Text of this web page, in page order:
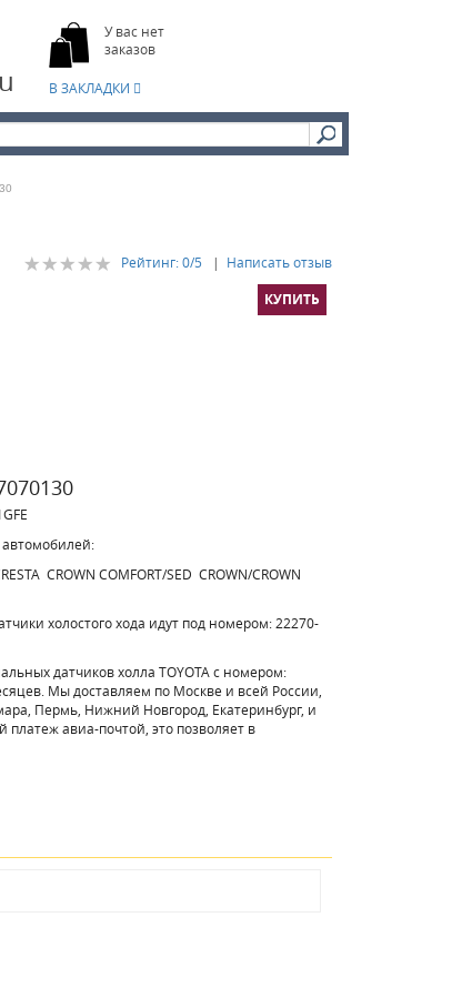
У вас нет
заказов
В ЗАКЛАДКИ
Рейтинг:0/5 | Написать отзыв
автомобилей:
CROWN COMFORT/SED CROWN/CROWN
холостого хода идут под номером: 22270-
датчиков холла TOYOTA с номером:
Мы доставляем по Москве и всей России,
Пермь, Нижний Новгород, Екатеринбург, и
авиа-почтой, это позволяет в